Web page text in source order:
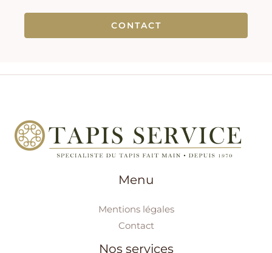
CONTACT
Menu
Mentions légales
Contact
Nos services